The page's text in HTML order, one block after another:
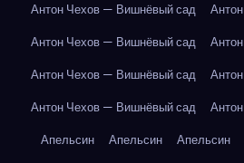
Антон Чехов — Вишнёвый сад
Антон Чехов — Вишнёвый сад
Антон Чехов — Вишнёвый сад
Антон Чехов — Вишнёвый сад
Апельсин
Апельсин Апельсин